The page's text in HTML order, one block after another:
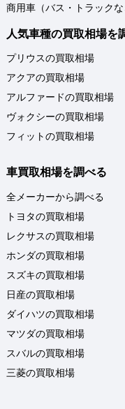
商用車（バス・トラック
人気車種の買取相場を
プリウスの買取相場
アクアの買取相場
アルファードの買取相場
ヴォクシーの買取相場
フィットの買取相場
車買取相場を調べる
全メーカーから調べる
トヨタの買取相場
レクサスの買取相場
ホンダの買取相場
スズキの買取相場
日産の買取相場
ダイハツの買取相場
マツダの買取相場
スバルの買取相場
三菱の買取相場